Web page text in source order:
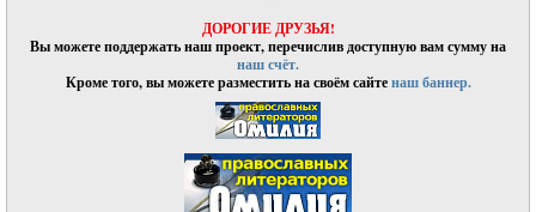
ДОРОГИЕ ДРУЗЬЯ!
Вы можете поддержать наш проект, перечислив доступную вам сумму на
наш счёт.
Кроме того, вы можете разместить на своём сайтенаш баннер.